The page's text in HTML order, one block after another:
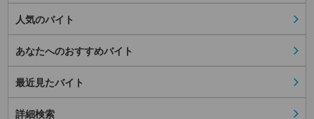
人気のバイト
あなたへのおすすめバイト
最近見たバイト
詳細検索